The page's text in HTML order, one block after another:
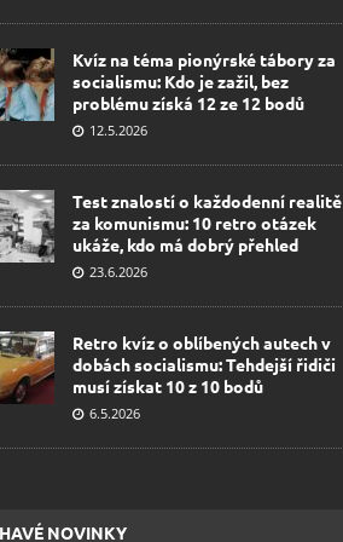
Kvíz na téma pionýrské tábory za
socialismu: Kdo je zažil, bez
problému získá 12 ze 12 bodů
12.5.2026
Test znalostí o každodenní realitě
za komunismu: 10 retro otázek
ukáže, kdo má dobrý přehled
23.6.2026
Retro kvíz o oblíbených autech v
dobách socialismu: Tehdejší řidiči
musí získat 10 z 10 bodů
6.5.2026
NOVINKY